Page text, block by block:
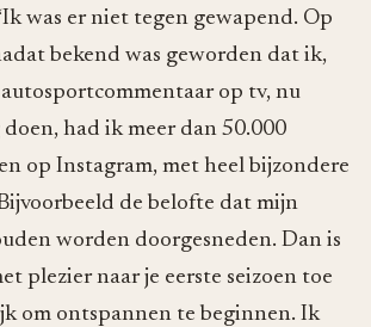
was er niet tegen gewapend. Op
bekend was geworden dat ik,
op tv, nu
had ik meer dan 50.000
op Instagram, met heel bijzondere
de belofte dat mijn
worden doorgesneden. Dan is
plezier naar je eerste seizoen toe
om ontspannen te beginnen. Ik